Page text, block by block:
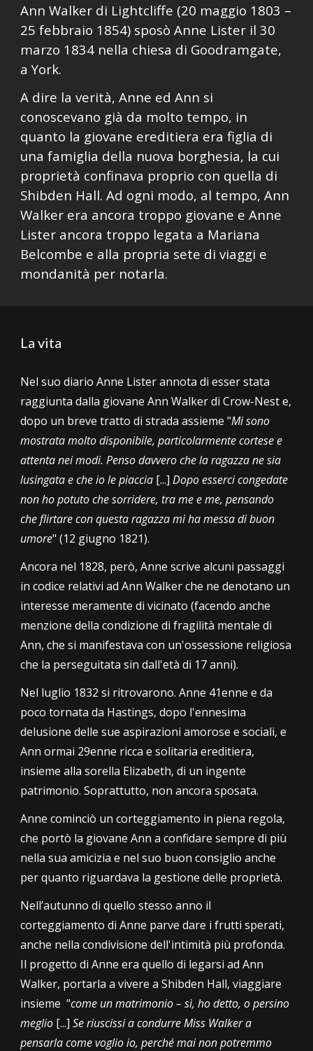
Ann Walker di Lightcliffe (20 maggio 1803 –
25 febbraio 1854) sposò Anne Lister il 30
marzo 1834 nella chiesa di Goodramgate,
a York.
A dire la verità, Anne ed Ann si
conoscevano già da molto tempo, in
quanto la giovane ereditiera era figlia di
una famiglia della nuova borghesia, la cui
proprietà confinava proprio con quella di
Shibden Hall.Ad ogni modo, al tempo, Ann
Walker era ancora troppo giovane e Anne
Lister ancora troppo legata a Mariana
Belcombe e alla propria sete di viaggi e
mondanità per notarla.
La vita
Nel suo diario Anne Lister annota di esser stata
raggiunta dalla giovane Ann Walker di Crow-Nest e,
dopo un breve tratto di strada assieme "Mi sono
mostrata molto disponibile, particolarmente cortese e
attenta nei modi. Penso davvero che la ragazza ne sia
lusingata e che io le piaccia [...] Dopo esserci congedate
non ho potuto che sorridere, tra me e me, pensando
che flirtare con questa ragazza mi ha messa di buon
umore" (12 giugno 1821).
Ancora nel 1828, però, Anne scrive alcuni passaggi
in codice relativi ad Ann Walker che ne denotano un
interesse meramente di vicinato (facendo anche
menzione della condizione di fragilità mentale di
Ann, che si manifestava con un'ossessione religiosa
che la perseguitata sin dall'età di 17 anni).
Nel luglio 1832 si ritrovarono.Anne 41ennee da
poco tornata da Hastings, dopo l'ennesima
delusione delle sue aspirazioni amorose e sociali, e
Ann ormai 29enne ricca e solitaria ereditiera,
insieme alla sorella Elizabeth, di un ingente
patrimonio. Soprattutto, non ancora sposata.
Anne cominciò un corteggiamento in piena regola,
che portò la giovane Ann a confidare sempre di più
nella sua amicizia e nel suo buon consiglio anche
per quanto riguardava la gestione delle proprietà.
Nell’autunno di quello stesso anno il
corteggiamento di Anne parve dare i frutti sperati,
anche nella condivisione dell'intimità più profonda.
Il progetto di Anne era quello di legarsi ad Ann
Walker, portarla a vivere a Shibden Hall, viaggiare
insieme "come un matrimonio – sì, ho detto, o persino
meglio [...]Se riuscissi a condurre Miss Walker a
pensarla come voglio io, perché mai non potremmo